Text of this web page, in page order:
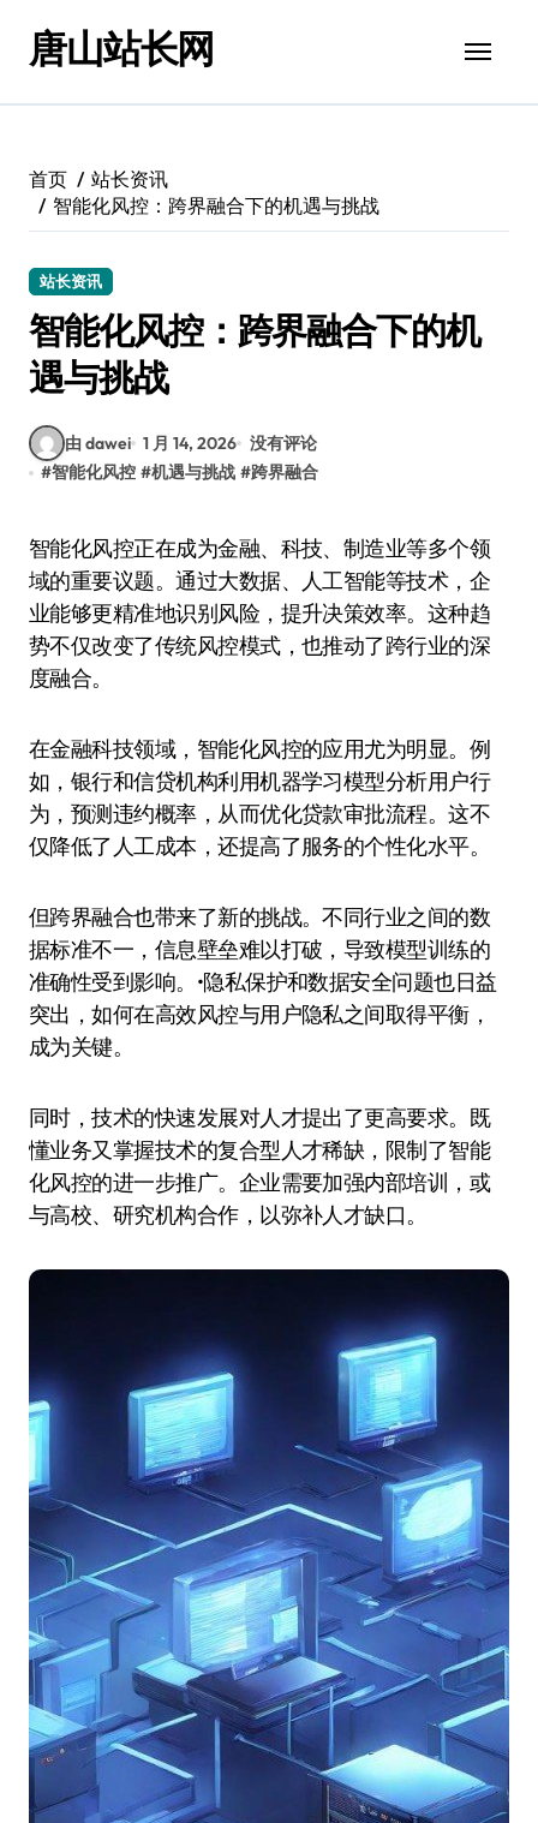
唐山站长网
首页
站长资讯
智能化风控：跨界融合下的机遇与挑战
站长资讯
智能化风控：跨界融合下的机
遇与挑战
由 dawei 1 月 14, 2026 没有评论
#智能化风控 #机遇与挑战 #跨界融合
智能化风控正在成为金融、科技、制造业等多个领
域的重要议题。通过大数据、人工智能等技术，企
业能够更精准地识别风险，提升决策效率。这种趋
势不仅改变了传统风控模式，也推动了跨行业的深
度融合。
在金融科技领域，智能化风控的应用尤为明显。例
如，银行和信贷机构利用机器学习模型分析用户行
为，预测违约概率，从而优化贷款审批流程。这不
仅降低了人工成本，还提高了服务的个性化水平。
但跨界融合也带来了新的挑战。不同行业之间的数
据标准不一，信息壁垒难以打破，导致模型训练的
准确性受到影响。•隐私保护和数据安全问题也日益
突出，如何在高效风控与用户隐私之间取得平衡，
成为关键。
同时，技术的快速发展对人才提出了更高要求。既
懂业务又掌握技术的复合型人才稀缺，限制了智能
化风控的进一步推广。企业需要加强内部培训，或
与高校、研究机构合作，以弥补人才缺口。